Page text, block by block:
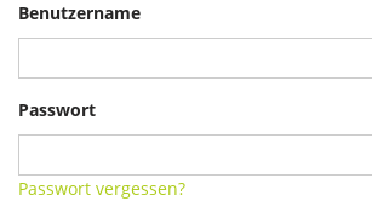
Benutzername
Passwort
Passwort vergessen?